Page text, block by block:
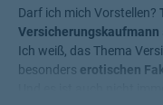
Darf ich mich Vorstellen?
Versicherungskaufmann
Ich weiß, das Thema
besonders erotischen